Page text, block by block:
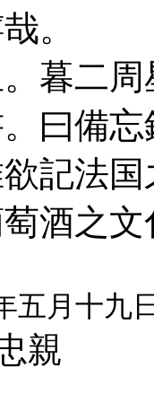
。
暮二
曰備
記法
酒之
月十九
親